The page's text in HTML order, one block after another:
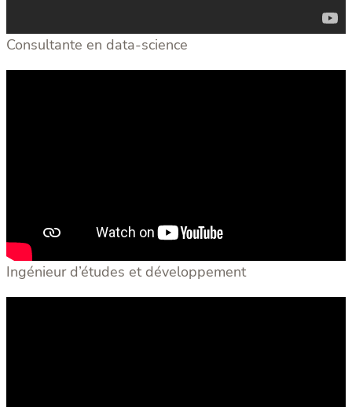
Consultante en data-science
Ingénieur d’études et développement